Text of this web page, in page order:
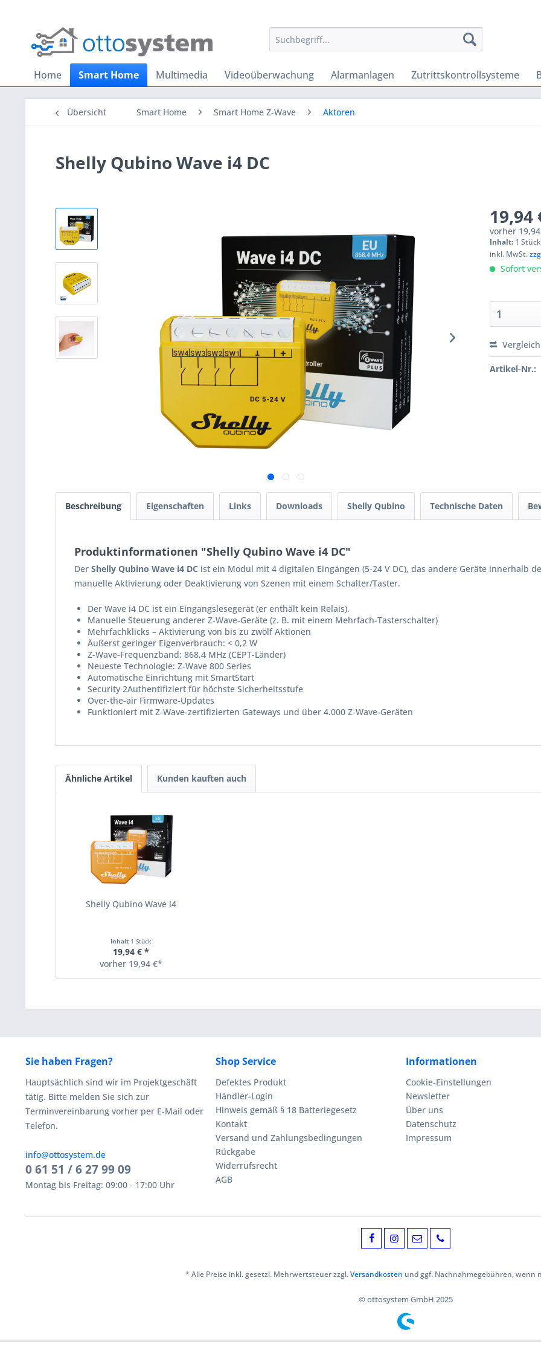
Home Smart Home Multimedia Videoüberwachung Alarmanlagen Zutrittskontrollsysteme
Übersicht Smart Home Smart Home Z-Wave Aktoren
Shelly Qubino Wave i4 DC
19,94
vorher
Inhalt: 1 Stück
inkl. MwSt.
Sofort
Artikel-Nr.:
Beschreibung Eigenschaften Links Downloads Shelly Qubino Technische Daten
Produktinformationen "Shelly Qubino Wave i4 DC"
Der Shelly Qubino Wave i4 DC ist ein Modul mit 4 digitalen Eingängen (5-24 V DC), das andere Geräte innerhalb
manuelle Aktivierung oder Deaktivierung von Szenen mit einem Schalter/Taster.
Der Wave i4 DC ist ein Eingangslesegerät (er enthält kein Relais).​
Manuelle Steuerung anderer Z-Wave-Geräte (z. B. mit einem Mehrfach-Tasterschalter)
Mehrfachklicks – Aktivierung von bis zu zwölf Aktionen​
Äußerst geringer Eigenverbrauch: < 0,2 W​
Z-Wave-Frequenzband: 868,4 MHz (CEPT-Länder)​
Neueste Technologie: Z-Wave 800 Series​
Automatische Einrichtung mit SmartStart​
Security 2Authentifiziert für höchste Sicherheitsstufe​
Over-the-air Firmware-Updates​
Funktioniert mit Z-Wave-zertifizierten Gateways und über 4.000 Z-Wave-Geräten​
Ähnliche Artikel Kunden kauften auch
Shelly Qubino Wave i4
Inhalt 1 Stück
19,94 € *
vorher 19,94 €*
Sie haben Fragen?
Hauptsächlich sind wir im Projektgeschäft
tätig. Bitte melden Sie sich zur
Terminvereinbarung vorher per E-Mail oder
Telefon.
info@ottosystem.de
0 61 51 / 6 27 99 09
Montag bis Freitag: 09:00 - 17:00 Uhr
Shop Service
Defektes Produkt
Händler-Login
Hinweis gemäß § 18 Batteriegesetz
Kontakt
Versand und Zahlungsbedingungen
Rückgabe
Widerrufsrecht
AGB
Informationen
Cookie-Einstellungen
Newsletter
Über uns
Datenschutz
Impressum
* Alle Preise inkl. gesetzl. Mehrwertsteuer zzgl.Versandkosten und ggf. Nachnahmegebühren, wenn
© ottosystem GmbH 2025